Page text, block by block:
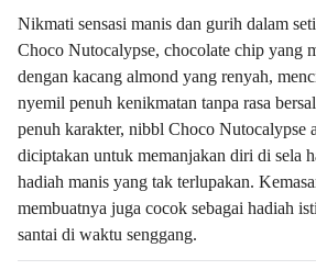
Nikmati sensasi manis dan gurih dalam
Choco Nutocalypse, chocolate chip yang
dengan kacang almond yang renyah,
nyemil penuh kenikmatan tanpa rasa
penuh karakter, nibbl Choco Nutocalypse
diciptakan untuk memanjakan diri di sela
hadiah manis yang tak terlupakan.
membuatnya juga cocok sebagai hadiah
santai di waktu senggang.